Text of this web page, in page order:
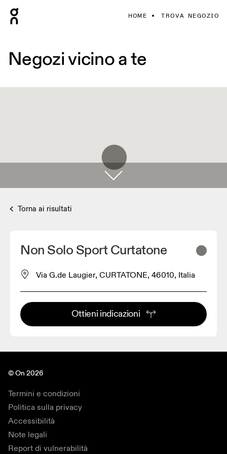
HOME TROVA NEGOZIO
Negozi vicino a te
Torna ai risultati
Non Solo Sport Curtatone
Via G.de Laugier, CURTATONE, 46010, Italia
Ottieni indicazioni
© On 2026
Termini e condizioni
Politica sulla privacy
Accessibilità
Note legali
Report di vulnerabilità